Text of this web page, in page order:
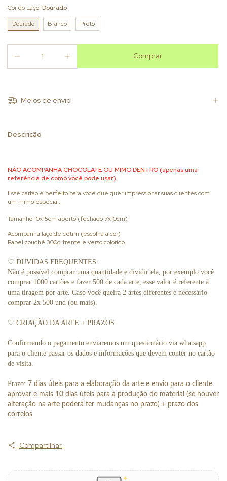
Cor do Laço: Dourado
Dourado
Branco Preto
Meios de envio
Descrição
NÁO ACOMPANHA CHOCOLATE OU MIMO DENTRO (apenas uma
referência de como você pode usar)
Esse cartão é perfeito para você que quer impressionar suas clientes com
um mimo especial.
Tamanho 10x15cm aberto (fechado 7x10cm)
Acompanha laço de cetim (escolha a cor)
Papel couchê 300g frente e verso colorido
♡ DÚVIDAS FREQUENTES:
Não é possível comprar uma quantidade e dividir ela, por exemplo você
comprar 1000 cartões e fazer 500 de cada arte, esse valor é referente à
uma tiragem por arte. Caso você queira 2 artes diferentes é necessário
comprar 2x 500 und (ou mais).
♡ CRIAÇÃO DA ARTE + PRAZOS
Confirmando o pagamento enviaremos um questionário via whatsapp
para o cliente passar os dados e informações que devem conter no cartão
de visita.
Prazo: 7 dias úteis para a elaboração da arte e envio para o cliente
aprovar e mais 10 dias úteis para a produção do material (se houver
alteração na arte poderá ter mudanças no prazo) + prazo dos
correios
Compartilhar